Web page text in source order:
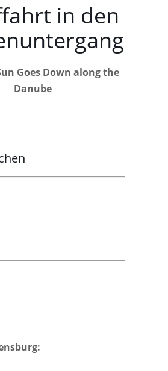
in den
Goes Down along the
Danube